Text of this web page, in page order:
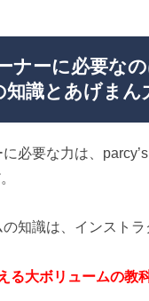
ナーに必要な
識とあげまん
に必要な力は、
の知識は、インスト
る大ボリュームの教